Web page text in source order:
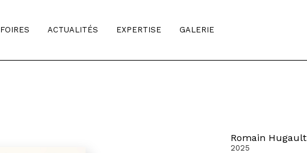
FOIRES ACTUALITÉS EXPERTISE GALERIE
Romain Hugault
2025